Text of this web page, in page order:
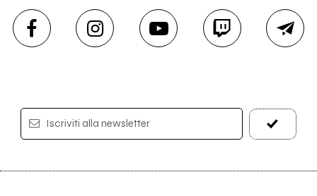
Iscriviti alla newsletter